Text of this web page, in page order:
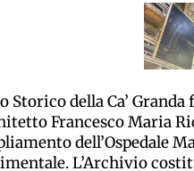
Storico della Ca’ Granda
Francesco Maria
dell’Ospedale
L’Archivio